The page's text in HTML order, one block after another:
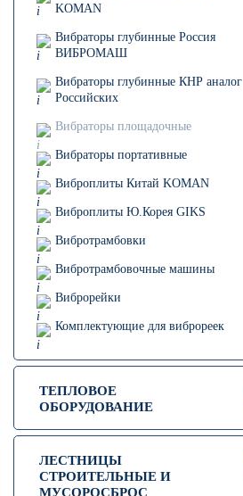
KOMAN
Вибраторы глубинные Россия
ВИБРОМАШ
Вибраторы глубинные КНР аналог
Российских
Вибраторы площадочные
Вибраторы портативные
Виброплиты Китай KOMAN
Виброплиты Ю.Корея GIKS
Вибротрамбовки
Вибротрамбовочные машины
Виброрейки
Комплектующие для виброреек
ТЕПЛОВОЕ
ОБОРУДОВАНИЕ
ЛЕСТНИЦЫ
СТРОИТЕЛЬНЫЕ И
МУСОРОСБРОС